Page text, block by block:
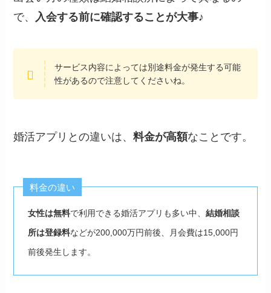
で、 入会する前に確認することが大事♪
サービス内容によっては別途料金が発生する可能
性があるので注意してくださいね。
婚活アプリとの違いは、料金が高額なことです。
料金の違い
女性は無料で利用できる婚活アプリも多い中、 結婚相談
所は登録料などが200,000万円前後、月会費は15,000円
前後発生します。